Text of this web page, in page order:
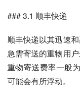
### 3.1 顺丰快递
顺丰快递以其迅速
急需寄送的重物用
重物寄送费率一般
可能会有所浮动。